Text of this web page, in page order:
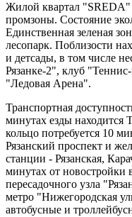
Жилой квартал
промзоны. Состояние
Единственная зеленая
лесопарк. Поблизости
и детсады, в том числе
Рязанке-2", клуб
"Ледовая Арена".
Транспортная
минутах езды
кольцо потребуется 10
Рязанский проспект и
станции - Рязанская,
минутах от новостройки
пересадочного узла
метро "Нижегородская
автобусные и